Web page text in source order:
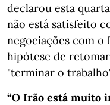
declarou esta
não está satisfeito
negociações com o
hipótese de
"terminar o
“O Irão está muito